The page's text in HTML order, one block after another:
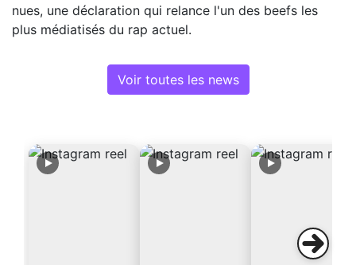
nues, une déclaration qui relance l'un des beefs les
plus médiatisés du rap actuel.
Voir toutes les news